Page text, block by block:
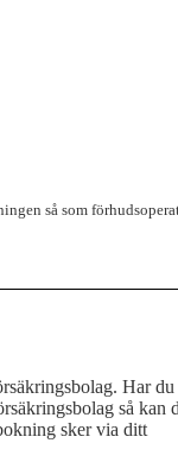
så som
Har du
så kan
sker via ditt